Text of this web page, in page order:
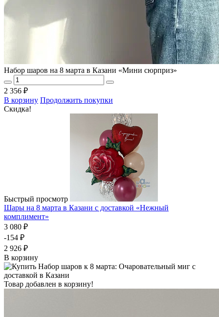
Набор шаров на 8 марта в Казани «Мини сюрприз»
2 356 ₽
В корзину Продолжить покупки
Скидка!
Быстрый просмотр
Шары на 8 марта в Казани с доставкой «Нежный
комплимент»
3 080 ₽
-154 ₽
2 926 ₽
В корзину
Товар добавлен в корзину!